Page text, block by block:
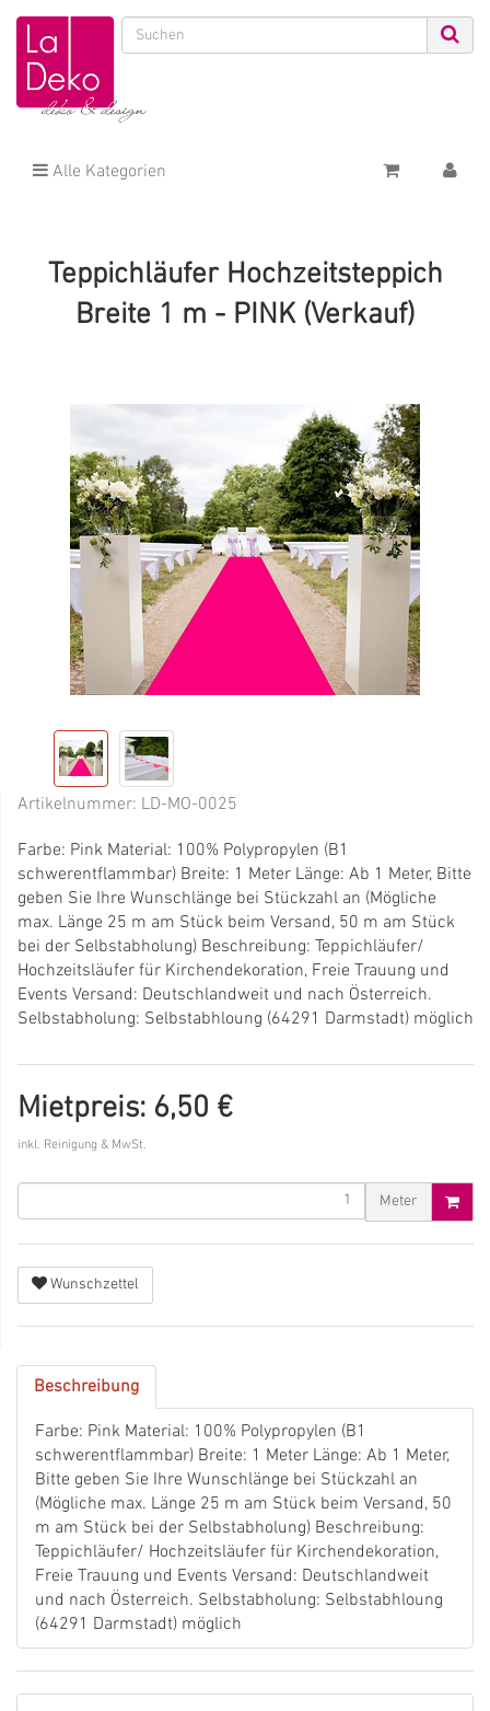
Alle Kategorien
Teppichläufer Hochzeitsteppich
Breite 1 m - PINK (Verkauf)
Artikelnummer: LD-MO-0025
Farbe: Pink Material: 100% Polypropylen (B1
schwerentflammbar) Breite: 1 Meter Länge: Ab 1 Meter, Bitte
geben Sie Ihre Wunschlänge bei Stückzahl an (Mögliche
max. Länge 25 m am Stück beim Versand, 50 m am Stück
bei der Selbstabholung) Beschreibung: Teppichläufer/
Hochzeitsläufer für Kirchendekoration, Freie Trauung und
Events Versand: Deutschlandweit und nach Österreich.
Selbstabholung: Selbstabhloung (64291 Darmstadt) möglich
Mietpreis: 6,50 €
inkl. Reinigung & MwSt.
Meter
Wunschzettel
Beschreibung
Farbe: Pink Material: 100% Polypropylen (B1
schwerentflammbar) Breite: 1 Meter Länge: Ab 1 Meter,
Bitte geben Sie Ihre Wunschlänge bei Stückzahl an
(Mögliche max. Länge 25 m am Stück beim Versand, 50
m am Stück bei der Selbstabholung) Beschreibung:
Teppichläufer/ Hochzeitsläufer für Kirchendekoration,
Freie Trauung und Events Versand: Deutschlandweit
und nach Österreich. Selbstabholung: Selbstabhloung
(64291 Darmstadt) möglich